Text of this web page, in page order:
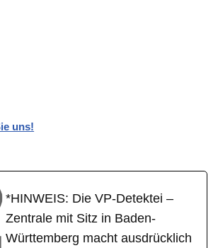
uns!
*HINWEIS: Die VP-Detektei –
Zentrale mit Sitz in Baden-
Württemberg macht ausdrücklich